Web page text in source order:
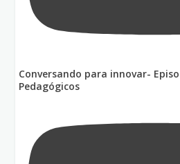
Conversando para innovar-
Pedagógicos